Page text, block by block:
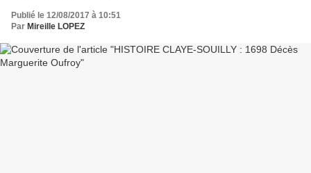
Publié le 12/08/2017 à 10:51
Par Mireille LOPEZ